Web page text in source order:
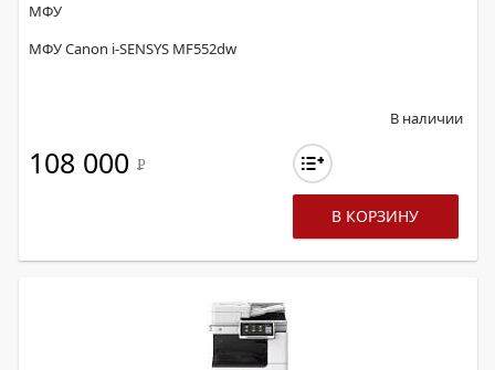
МФУ
МФУ Canon i-SENSYS MF552dw
В наличии
108 000 Р
В КОРЗИНУ